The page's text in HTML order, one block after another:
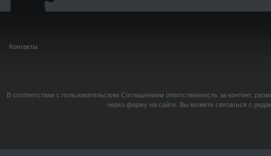
Контакты
В соответствии с пользовательским Соглашением ответственность за контент,
через форму на сайте. Вы можете связаться с